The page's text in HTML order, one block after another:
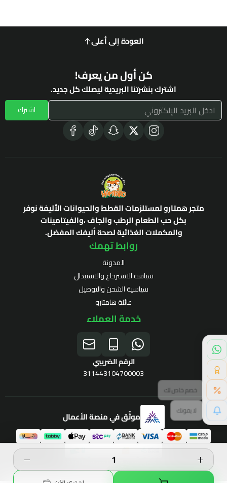
العودة إلى أعلى
كن أول من يعرف!
اشترك بنشرتنا البريدية ليصلك كل جديد.
اشترك
متجر همتارو لمستلزمات القطط والحيوانات الأليفة نوفر
بكل حب الطعام الرطب والجاف ،والفيتامينات
والمكملات الغذائية لصحة أليفك المفضل.
روابط تهمك
المدونة
سياسة الاسترجاع والاستبدال
سياسية الشحن والتوصيل
عائلة هامتارو
خدمة العملاء
الرقم الضريبي
311443104700003
موثّق في منصة الأعمال
الحقوق محفوظة | 2026
برنامج الولاء